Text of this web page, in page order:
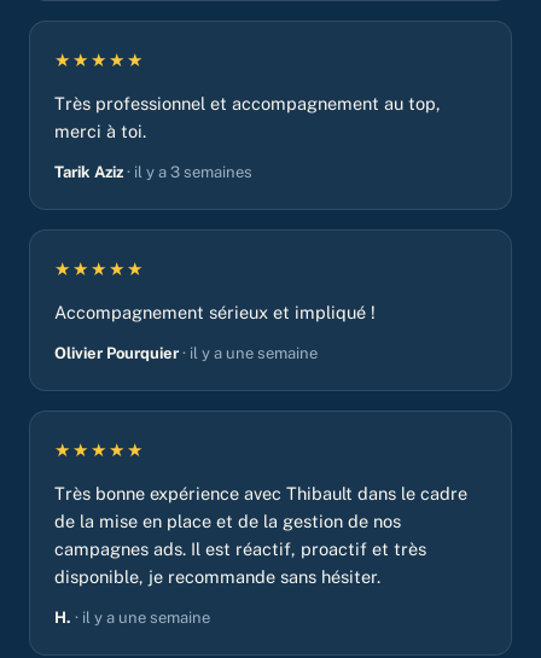
★★★★★
Très professionnel et accompagnement au top,
merci à toi.
Tarik Aziz · il y a 3 semaines
★★★★★
Accompagnement sérieux et impliqué !
Olivier Pourquier · il y a une semaine
★★★★★
Très bonne expérience avec Thibault dans le cadre
de la mise en place et de la gestion de nos
campagnes ads. Il est réactif, proactif et très
disponible, je recommande sans hésiter.
H. · il y a une semaine